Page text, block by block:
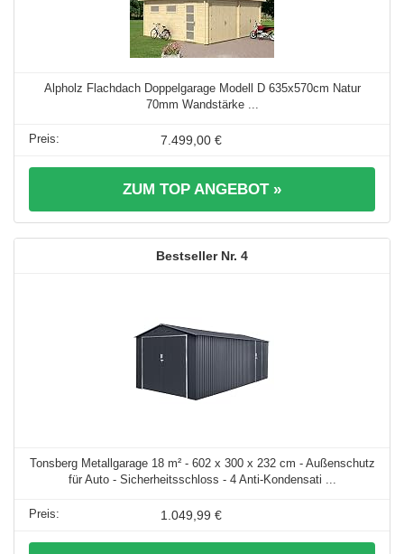
Alpholz Flachdach Doppelgarage Modell D 635x570cm Natur
70mm Wandstärke ...
7.499,00 €
ZUM TOP ANGEBOT »
4
Tonsberg Metallgarage 18 m² - 602 x 300 x 232 cm - Außenschutz
für Auto - Sicherheitsschloss - 4 Anti-Kondensati ...
1.049,99 €